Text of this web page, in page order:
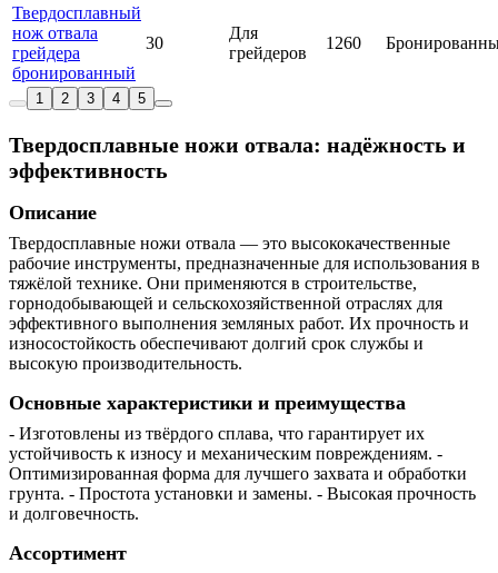
Твердосплавный
нож отвала
грейдера
бронированный
30
Для
грейдеров
1260
1 2 3 4 5
Твердосплавные ножи отвала: надёжность и
эффективность
Описание
Твердосплавные ножи отвала — это высококачественные
рабочие инструменты, предназначенные для использования в
тяжёлой технике. Они применяются в строительстве,
горнодобывающей и сельскохозяйственной отраслях для
эффективного выполнения земляных работ. Их прочность и
износостойкость обеспечивают долгий срок службы и
высокую производительность.
Основные характеристики и преимущества
- Изготовлены из твёрдого сплава, что гарантирует их
устойчивость к износу и механическим повреждениям. -
Оптимизированная форма для лучшего захвата и обработки
грунта. - Простота установки и замены. - Высокая прочность
и долговечность.
Ассортимент